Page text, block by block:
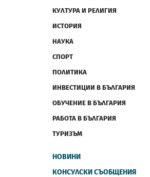
КУЛТУРА И РЕЛИГИЯ
ИСТОРИЯ
НАУКА
СПОРТ
ПОЛИТИКА
ИНВЕСТИЦИИ В БЪЛГАРИЯ
ОБУЧЕНИЕ В БЪЛГАРИЯ
РАБОТА В БЪЛГАРИЯ
ТУРИЗЪМ
НОВИНИ
КОНСУЛСКИ СЪОБЩЕНИЯ